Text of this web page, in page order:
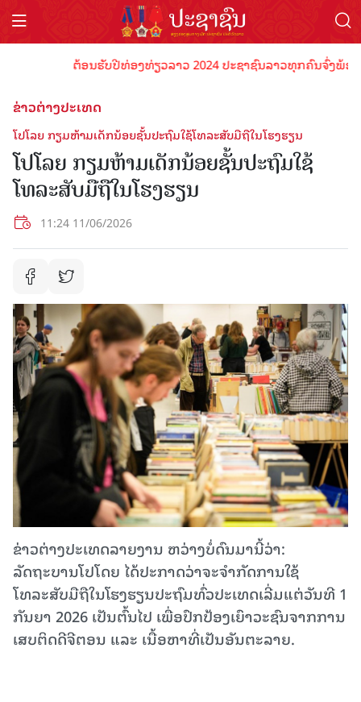
ຕ້ອນຮັບປີທ່ອງທ່ຽວລາວ 2024 ປະຊາຊົນລາວທຸກຄົນຈົ່ງພ້ອມ
ຂ່າວຕ່າງປະເທດ
ໂປໂລຍ ກຽມຫ້າມເດັກນ້ອຍຊັ້ນປະຖົມໃຊ້ໂທລະສັບມືຖືໃນໂຮງຮຽນ
ໂປໂລຍ ກຽມຫ້າມເດັກນ້ອຍຊັ້ນປະຖົມໃຊ້
ໂທລະສັບມືຖືໃນໂຮງຮຽນ
11:24 11/06/2026
ຂ່າວຕ່າງປະເທດລາຍງານ ຫວ່າງບໍ່ດົນມານີ້ວ່າ:
ລັດຖະບານໂປໂດຍ ໄດ້ປະກາດວ່າຈະຈຳກັດການໃຊ້
ໂທລະສັບມືຖືໃນໂຮງຮຽນປະຖົມທົ່ວປະເທດເລີ່ມແຕ່ວັນທີ 1
ກັນຍາ 2026 ເປັນຕົ້ນໄປ ເພື່ອປົກປ້ອງເຍົາວະຊົນຈາກການ
ເສບຕິດດີຈີຕອນ ແລະ ເນື້ອຫາທີ່ເປັນອັນຕະລາຍ.